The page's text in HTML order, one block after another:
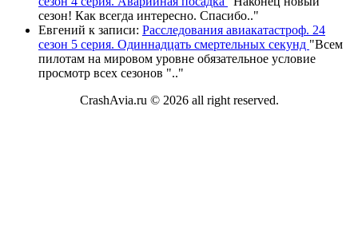
сезон! Как всегда интересно. Спасибо.."
Евгений к записи: Расследования авиакатастроф. 24
сезон 5 серия. Одиннадцать смертельных секунд "Всем
пилотам на мировом уровне обязательное условие
просмотр всех сезонов ".."
CrashAvia.ru © 2026 all right reserved.